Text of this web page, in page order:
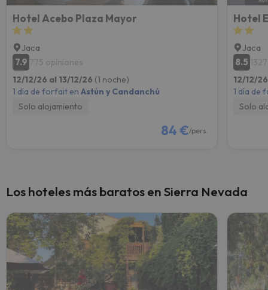
Hotel Acebo Plaza Mayor
Jaca
7.9 775 opiniones
12/12/26 al 13/12/26 (1 noche)
1 día de forfait en Astún y Candanchú
Solo alojamiento
84 €/pers.
Hotel
Jaca
8.5
12/12/
1 día de
Solo
Los hoteles más baratos en Sierra Nevada